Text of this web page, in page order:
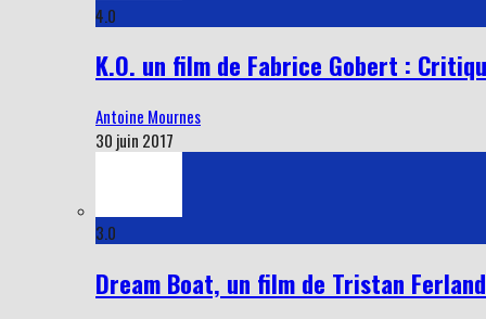
4.0
K.O. un film de Fabrice Gobert :
Antoine Mournes
30 juin 2017
3.0
Dream Boat, un film de Tristan